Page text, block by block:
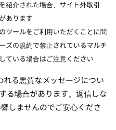
紹介された場合、サイト外取引
あります
ツールをご利用いただくことに問
ズの規約で禁止されているマルチ
ている場合はご注意ください
る悪質なメッセージについ
る場合があります。返信しな
しませんのでご安心くださ